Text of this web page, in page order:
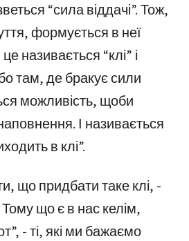
“сила віддачі”. Тож,
формується в неї
це називається “клі” і
там, де бракує сили
можливість, щоби
І називається
в клі”.
що придбати таке клі, -
що є в нас келім,
- ті, які ми бажаємо